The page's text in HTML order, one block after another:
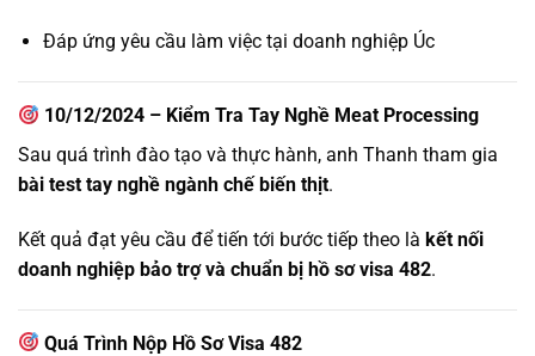
Đáp ứng yêu cầu làm việc tại doanh nghiệp Úc
10/12/2024 – Kiểm Tra Tay Nghề Meat Processing
Sau quá trình đào tạo và thực hành, anh Thanh tham gia
bài test tay nghề ngành chế biến thịt.
Kết quả đạt yêu cầu để tiến tới bước tiếp theo là kết nối
doanh nghiệp bảo trợ và chuẩn bị hồ sơ visa 482.
Quá Trình Nộp Hồ Sơ Visa 482